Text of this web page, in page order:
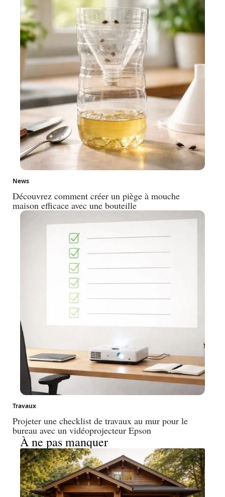
News
Découvrez comment créer un piège à mouche
maison efficace avec une bouteille
Travaux
Projeter une checklist de travaux au mur pour le
bureau avec un vidéoprojecteur Epson
À ne pas manquer